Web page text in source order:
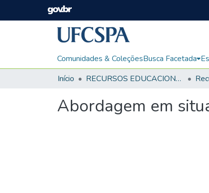
Comunidades & ColeçõesBusca Facetada
Início
RECURSOS EDUCACIONAIS
Abordagem em